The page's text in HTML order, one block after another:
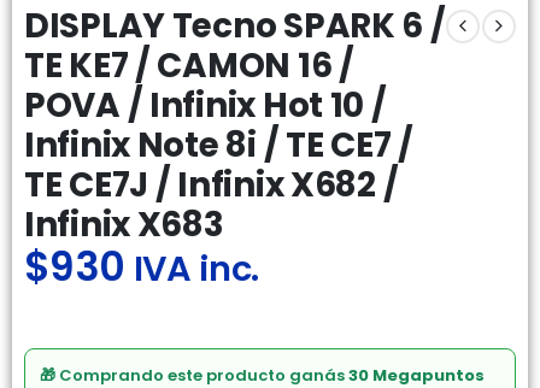
DISPLAY Tecno SPARK 6 /
TE KE7 / CAMON 16 /
POVA / Infinix Hot 10 /
Infinix Note 8i / TE CE7 /
TE CE7J / Infinix X682 /
Infinix X683
$930 IVA inc.
🎁 Comprando este producto ganás30 Megapuntos